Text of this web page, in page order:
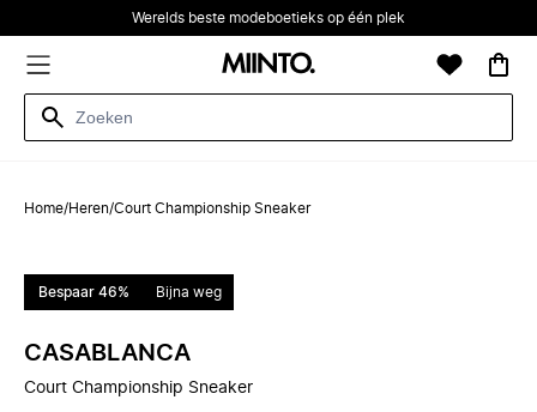
Werelds beste modeboetieks op één plek
Home/Heren/Court Championship Sneaker
Bespaar 46% Bijna weg
CASABLANCA
Court Championship Sneaker